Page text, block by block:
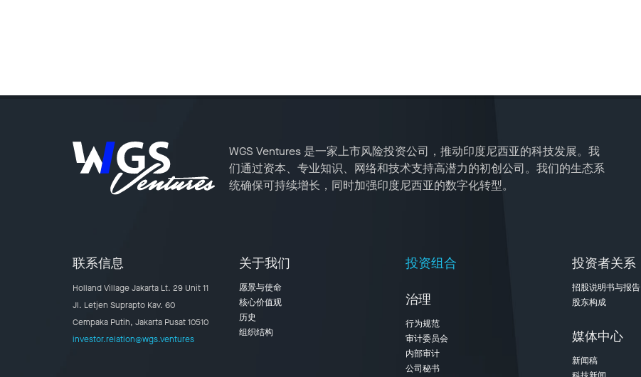
WGS Ventures 是一家上市风险投资公司，推动印度尼西亚的科技发展。我
们通过资本、专业知识、网络和技术支持高潜力的初创公司。我们的生态系
统确保可持续增长，同时加强印度尼西亚的数字化转型。
联系信息
Holland Village Jakarta Lt. 29 Unit 11
Jl. Letjen Suprapto Kav. 60
Cempaka Putih, Jakarta Pusat 10510
investor.relation@wgs.ventures
关于我们
愿景与使命
核心价值观
历史
组织结构
投资组合
治理
行为规范
审计委员会
内部审计
公司秘书
投资者关系
招股说明书与报告
股东构成
媒体中心
新闻稿